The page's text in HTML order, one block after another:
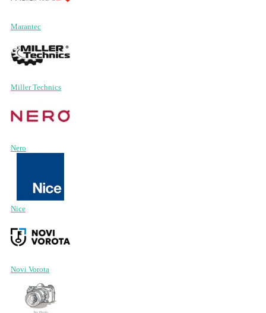
Marantec
Miller Technics
Nero
Nice
Novi Vorota